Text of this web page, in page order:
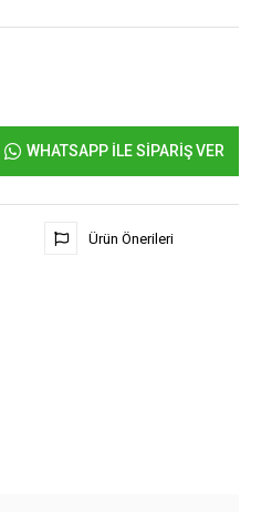
WHATSAPP İLE SİPARİŞ VER
Ürün Önerileri